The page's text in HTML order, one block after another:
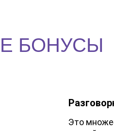
БОНУСЫ
Это